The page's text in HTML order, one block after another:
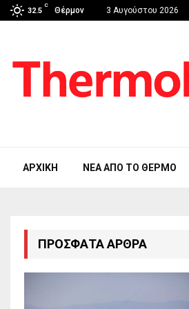
32.5
C
Θέρμον 3 Αυγούστου 2026
ΑΡΧΙΚΉ ΝΈΑ ΑΠΟ ΤΟ ΘΈΡΜΟ
ΠΡΌΣΦΑΤΑ ΆΡΘΡΑ